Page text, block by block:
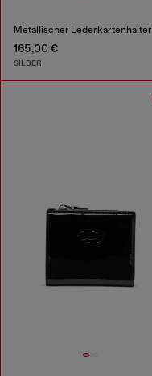
Metallischer Lederkartenhalter
165,00 €
SILBER